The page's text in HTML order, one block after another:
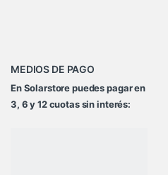
MEDIOS DE PAGO
En Solarstore puedes pagar en
3, 6 y 12 cuotas sin interés: